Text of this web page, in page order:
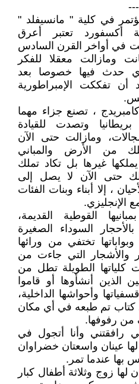
في كلية " مانسيفلد "
أكسفورد تعتبر أعرق
في أواخر القرن السادس
ومازالت معقلا للفكر
حدث فيها خصوصا بعد
أن تفككت الإمبراطورية
، تصنع جزاء مهما
وتصدت للقيادة
ومازالت حتى الآن
من الأرض والمباني
غيرها بل تكاد تملك
حتى الآن لا يصل إلى
، إلا أبناء وبنات الفئات
الإنجليزي.
القوطية القديمة،
السوداء الصغيرة
وبواباتها تختفي من ورائها
والأشجار التي جاءت من
كلياتها الطويلة تطل من
الذين أنشأوها أو قاموا
وأحواشها الداخلية،
كتاب تم طبعه في أي مكان
من رفوفها.
رافقتني وأنا أتجول في
لها عينان واسعتان خضراوان
بها عندما تمر.
لها زوج وثلاثة أطفال كبار